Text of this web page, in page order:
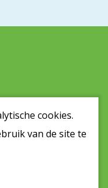
cookies.
van de site te